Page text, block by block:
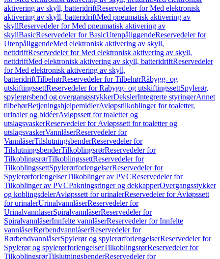
aktivering av skyll, batteridriftReservedeler for Med elektronisk
aktivering av skyll, batteridriftMed pneumatisk aktivering av
skyllReservedeler for Med pneumatisk aktivering av
skyllBasicReservedeler for BasicUtenpåliggendeReservedeler for
UtenpåliggendeMed elektronisk aktivering av skyll,
nettdriftReservedeler for Med elektronisk aktivering av skyll,
nettdriftMed elektronisk aktivering av skyll, batteridriftReservedeler
for Med elektronisk aktivering av skyll,
batteridriftTilbehørReservedeler for TilbehørRåbygg- og
utskiftingssettReservedeler for Råbygg- og utskiftingssettSpylerør,
spylerørsbend og overgangsstykkerDekslerIntegrerte styringerAnnet
tilbehørBetjeningshjelpemidlerAvløpstilkoblinger for toaletter,
urinaler og bidéerAvløpssett for toaletter og
utslagsvaskerReservedeler for Avløpssett for toaletter og
utslagsvaskerVannlåserReservedeler for
VannlåserTilslutningsbenderReservedeler for
TilslutningsbenderTilkoblingsrørReservedeler for
TilkoblingsrørTilkoblingssettReservedeler for
TilkoblingssettSpylerørforlengelserReservedeler for
SpylerørforlengelserTilkoblinger av PVCReservedeler for
Tilkoblinger av PVCPakningsringer og dekkapperOvergangsstykker
og koblingsdelerAvløpssett for urinalerReservedeler for Avløpssett
for urinalerUrinalvannlåserReservedeler for
UrinalvannlåserSpiralvannlåserReservedeler for
SpiralvannlåserInnfelte vannlåserReservedeler for Innfelte
vannlåserRørbendvannlåserReservedeler for
RørbendvannlåserSpylerør og spylerørforlengelserReservedeler for
Spylerør og spylerørforlengelserTilkoblingsrørReservedeler for
TilkoblingsrørTilslutningsbenderReservedeler for